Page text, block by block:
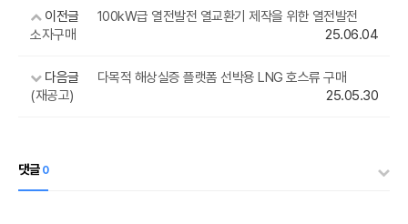
이전글
100kW급 열전발전 열교환기 제작을 위한 열전발전
소자구매
25.06.04
다음글
다목적 해상실증 플랫폼 선박용 LNG 호스류 구매
(재공고)
25.05.30
댓글0